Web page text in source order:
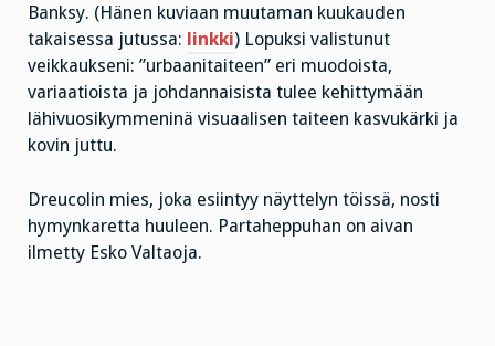
Banksy. (Hänen kuviaan muutaman kuukauden
takaisessa jutussa: linkki) Lopuksi valistunut
veikkaukseni: ”urbaanitaiteen” eri muodoista,
variaatioista ja johdannaisista tulee kehittymään
lähivuosikymmeninä visuaalisen taiteen kasvukärki ja
kovin juttu.
Dreucolin mies, joka esiintyy näyttelyn töissä, nosti
hymynkaretta huuleen. Partaheppuhan on aivan
ilmetty Esko Valtaoja.